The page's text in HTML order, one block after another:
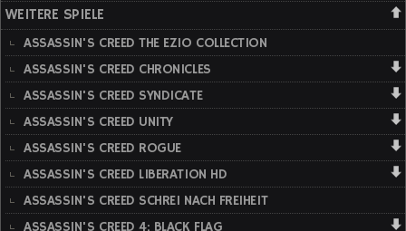
WEITERE SPIELE
ASSASSIN'S CREED THE EZIO COLLECTION
ASSASSIN'S CREED CHRONICLES
ASSASSIN'S CREED SYNDICATE
ASSASSIN'S CREED UNITY
ASSASSIN'S CREED ROGUE
ASSASSIN'S CREED LIBERATION HD
ASSASSIN'S CREED SCHREI NACH FREIHEIT
ASSASSIN'S CREED 4: BLACK FLAG